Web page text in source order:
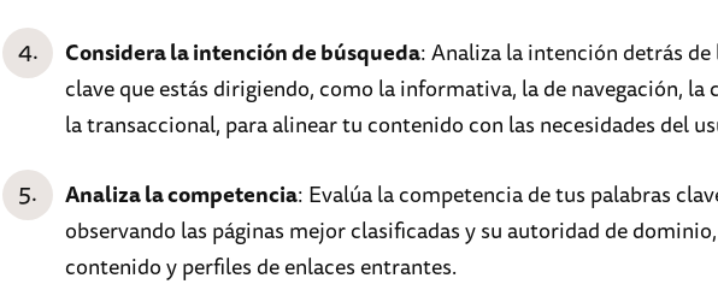
Considera la intención de búsqueda: Analiza la intención detrás de
clave que estás dirigiendo, como la informativa, la de navegación, la
la transaccional, para alinear tu contenido con las necesidades del
Analiza la competencia: Evalúa la competencia de tus palabras
observando las páginas mejor clasificadas y su autoridad de
contenido y perfiles de enlaces entrantes.